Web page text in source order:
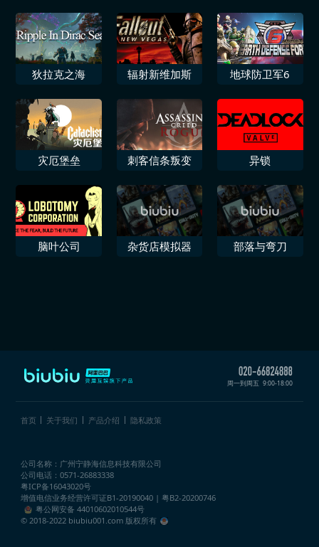
狄拉克之海 辐射新维加斯 地球防卫军6
灾厄堡垒 刺客信条叛变 异锁
脑叶公司 杂货店模拟器 部落与弯刀
周一到周五 9:00-18:00
首页 关于我们 产品介绍 隐私政策
公司名称：广州宁静海信息科技有限公司
公司电话：0571-26883338
粤ICP备16043020号
增值电信业务经营许可证B1-20190040 | 粤B2-20200746
粤公网安备 44010602010544号
© 2018-2022 biubiu001.com 版权所有